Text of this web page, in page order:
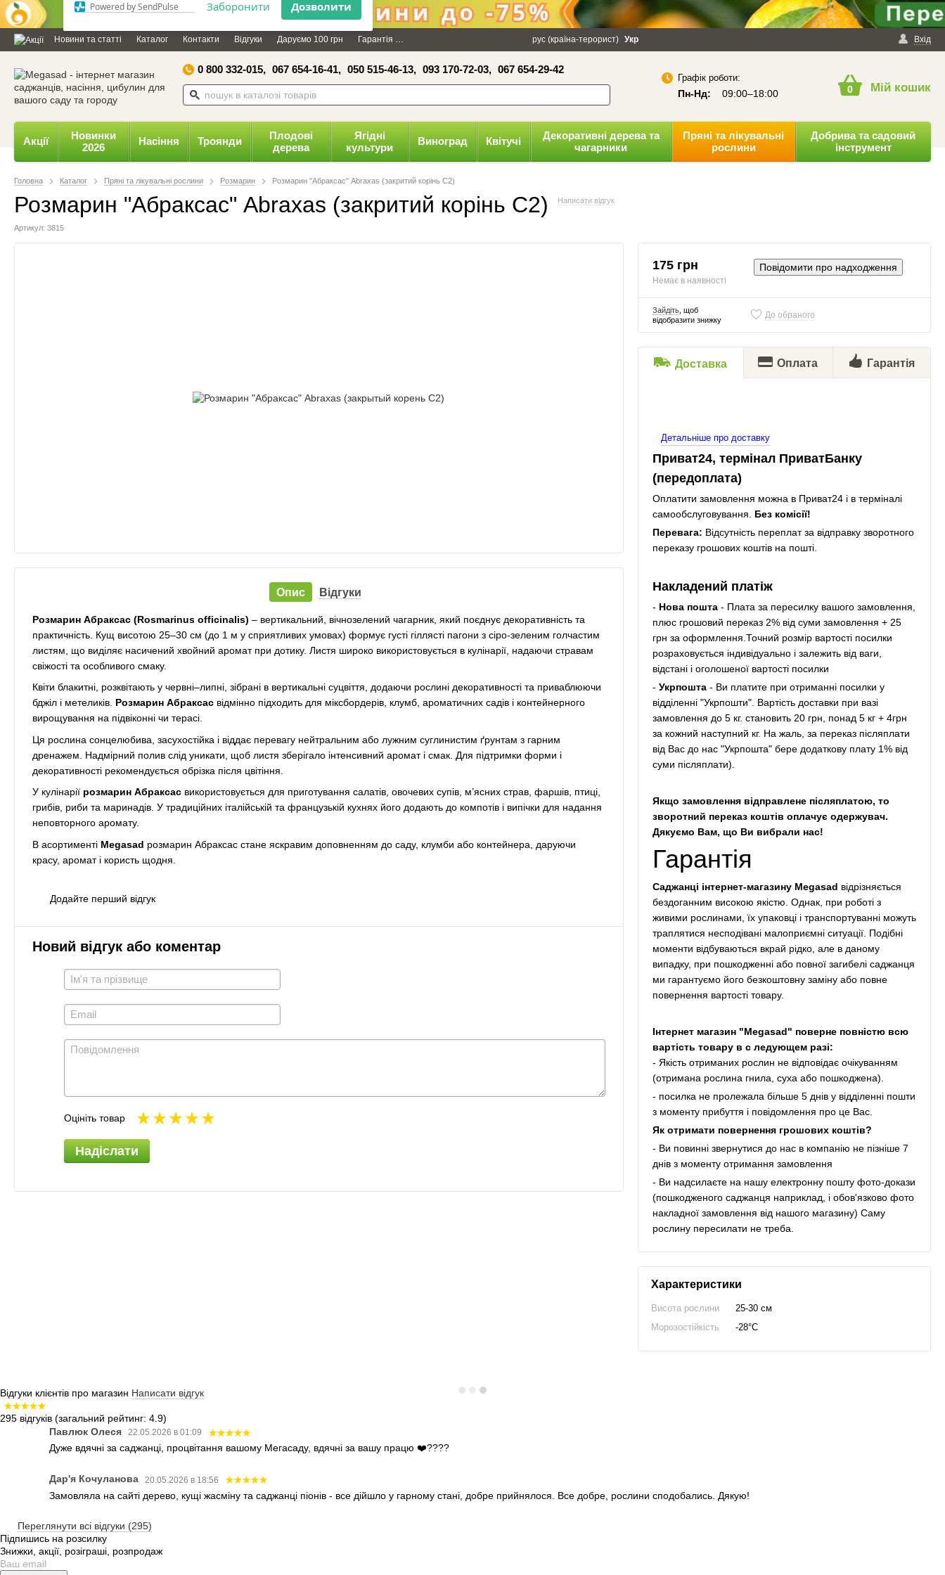
відправляти вам сповіщення на
робочий стіл.
Powered by SendPulse Заборонити Дозволити
×
Новини та статті Каталог Контакти Відгуки Даруємо 100 грн Гарантія Політика конфіденційності Вхід
рус (країна-терорист) Укр
0 800 332-015, 067 654-16-41, 050 515-46-13, 093 170-72-03, 067 654-29-42
Графік роботи:
Пн-Нд: 09:00–18:00 0 Мій кошик
Акції
Новинки
2026
Насіння Троянди
Плодові
дерева
Ягідні
культури
Виноград Квітучі
Декоративні дерева та
чагарники
Пряні та лікувальні
рослини
Добрива та садовий
інструмент
Головна Каталог Пряні та лікувальні рослини Розмарин Розмарин "Абраксас" Abraxas (закритий корінь С2)
Розмарин "Абраксас" Abraxas (закритий корінь С2) Написати відгук
Артикул: 3815
Опис Відгуки
Розмарин Абраксас (Rosmarinus officinalis) – вертикальний, вічнозелений чагарник, який поєднує декоративність та
практичність. Кущ висотою 25–30 см (до 1 м у сприятливих умовах) формує густі гіллясті пагони з сіро-зеленим голчастим
листям, що виділяє насичений хвойний аромат при дотику. Листя широко використовується в кулінарії, надаючи стравам
свіжості та особливого смаку.
Квіти блакитні, розквітають у червні–липні, зібрані в вертикальні суцвіття, додаючи рослині декоративності та приваблюючи
бджіл і метеликів. Розмарин Абраксас відмінно підходить для міксбордерів, клумб, ароматичних садів і контейнерного
вирощування на підвіконні чи терасі.
Ця рослина сонцелюбива, засухостійка і віддає перевагу нейтральним або лужним суглинистим ґрунтам з гарним
дренажем. Надмірний полив слід уникати, щоб листя зберігало інтенсивний аромат і смак. Для підтримки форми і
декоративності рекомендується обрізка після цвітіння.
У кулінарії розмарин Абраксас використовується для приготування салатів, овочевих супів, м’ясних страв, фаршів, птиці,
грибів, риби та маринадів. У традиційних італійській та французькій кухнях його додають до компотів і випічки для надання
неповторного аромату.
В асортименті Megasad розмарин Абраксас стане яскравим доповненням до саду, клумби або контейнера, даруючи
красу, аромат і користь щодня.
Додайте перший відгук
Новий відгук або коментар
Оцініть товар
Надіслати
175 грн
Немає в наявності
Повідомити про надходження
Зайдіть, щоб
відобразити знижку
До обраного
Доставка Оплата Гарантія
Детальніше про доставку
Приват24, термінал ПриватБанку
(передоплата)
Оплатити замовлення можна в Приват24 і в терміналі
самообслуговування. Без комісії!
Перевага: Відсутність переплат за відправку зворотного
переказу грошових коштів на пошті.
Накладений платіж
- Нова пошта- Плата за пересилку вашого замовлення,
плюс грошовий переказ 2% від суми замовлення + 25
грн за оформлення.Точний розмір вартості посилки
розраховується індивідуально і залежить від ваги,
відстані і оголошеної вартості посилки
- Укрпошта- Ви платите при отриманні посилки у
відділенні "Укрпошти". Вартість доставки при вазі
замовлення до 5 кг. становить 20 грн, понад 5 кг + 4грн
за кожний наступний кг. На жаль, за переказ післяплати
від Вас до нас "Укрпошта" бере додаткову плату 1% від
суми післяплати).
Якщо замовлення відправлене післяплатою, то
зворотний переказ коштів оплачує одержувач.
Дякуємо Вам, що Ви вибрали нас!
Гарантія
Саджанці інтернет-магазину Megasad відрізняється
бездоганним високою якістю. Однак, при роботі з
живими рослинами, їх упаковці і транспортуванні можуть
траплятися несподівані малоприємні ситуації. Подібні
моменти відбуваються вкрай рідко, але в даному
випадку, при пошкодженні або повної загибелі саджанця
ми гарантуємо його безкоштовну заміну або повне
повернення вартості товару.
Інтернет магазин "Megasad" поверне повністю всю
вартість товару в с ледующем разі:
- Якість отриманих рослин не відповідає очікуванням
(отримана рослина гнила, суха або пошкоджена).
- посилка не пролежала більше 5 днів у відділенні пошти
з моменту прибуття і повідомлення про це Вас.
Як отримати повернення грошових коштів?
- Ви повинні звернутися до нас в компанію не пізніше 7
днів з моменту отримання замовлення
- Ви надсилаєте на нашу електронну пошту фото-докази
(пошкодженого саджанця наприклад, і обов'язково фото
накладної замовлення від нашого магазину) Саму
рослину пересилати не треба.
Характеристики
Висота рослини
25-30 см
Морозостійкість
-28°C
Відгуки клієнтів про магазин Написати відгук
295 відгуків (загальний рейтинг: 4.9)
Павлюк Олеся
22.05.2026 в 01:09
Дуже вдячні за саджанці, процвітання вашому Мегасаду, вдячні за вашу працю ❤️????
Дар'я Кочуланова 20.05.2026 в 18:56
Замовляла на сайті дерево, кущі жасміну та саджанці піонів - все дійшло у гарному стані, добре прийнялося. Все добре, рослини сподобались. Дякую!
Переглянути всі відгуки (295)
Підпишись на розсилку
Знижки, акції, розіграші, розпродаж